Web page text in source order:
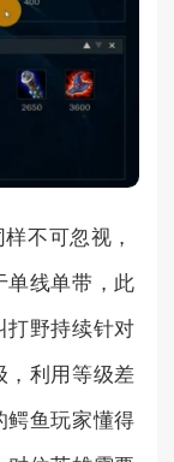
不可忽视，
单线单带，此
打野持续针对
，利用等级差
鳄鱼玩家懂得